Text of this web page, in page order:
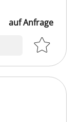
auf Anfrage